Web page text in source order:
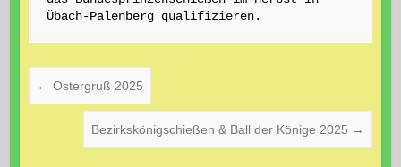
Übach-Palenberg qualifizieren.
← Ostergruß 2025
Bezirkskönigschießen & Ball der Könige 2025 →